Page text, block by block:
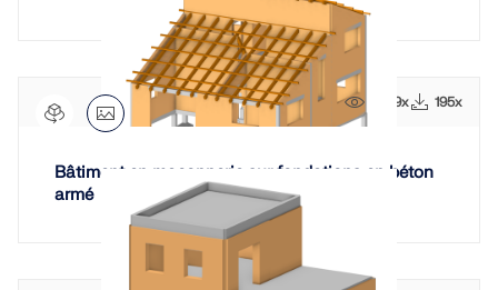
2729x 195x
Bâtiment en maçonnerie sur fondations en béton
armé